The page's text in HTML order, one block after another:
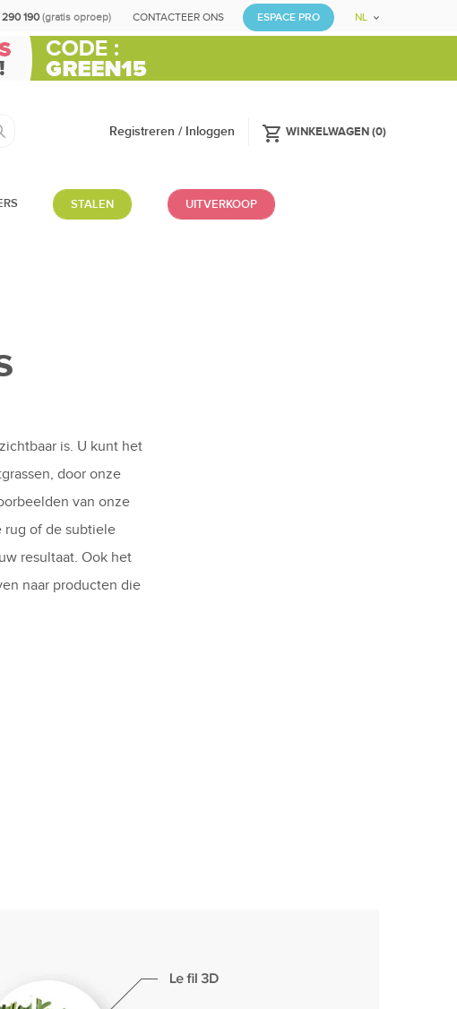
ESPACE PRO
CONTACTEER ONS
190(gratis oproep) NL
shopping_cart WINKELWAGEN(0)
Registreren / Inloggen
STALEN UITVERKOOP
is. U kunt het
door onze
van onze
rug of de subtiele
resultaat. Ook het
naar producten die